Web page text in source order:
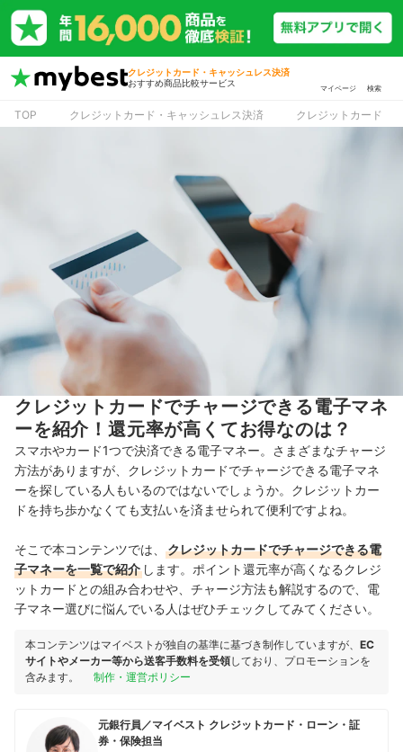
クレジットカード・キャッシュレス決済
おすすめ商品比較サービス
マイページ 検索
TOP クレジットカード・キャッシュレス決済 クレジットカード
クレジットカードでチャージできる電子マネ
ーを紹介！還元率が高くてお得なのは？
スマホやカード1つで決済できる電子マネー。さまざまなチャージ
方法がありますが、クレジットカードでチャージできる電子マネ
ーを探している人もいるのではないでしょうか。クレジットカー
ドを持ち歩かなくても支払いを済ませられて便利ですよね。
そこで本コンテンツでは、
クレジットカードでチャージできる電
子マネーを一覧で紹介 します。ポイント還元率が高くなるクレジ
ットカードとの組み合わせや、チャージ方法も解説するので、電
子マネー選びに悩んでいる人はぜひチェックしてみてください。
本コンテンツはマイベストが独自の基準に基づき制作していますが、 EC
サイトやメーカー等から送客手数料を受領しており、プロモーションを
含みます。
制作・運営ポリシー
元銀行員／マイベスト クレジットカード・ローン・証
券・保険担当